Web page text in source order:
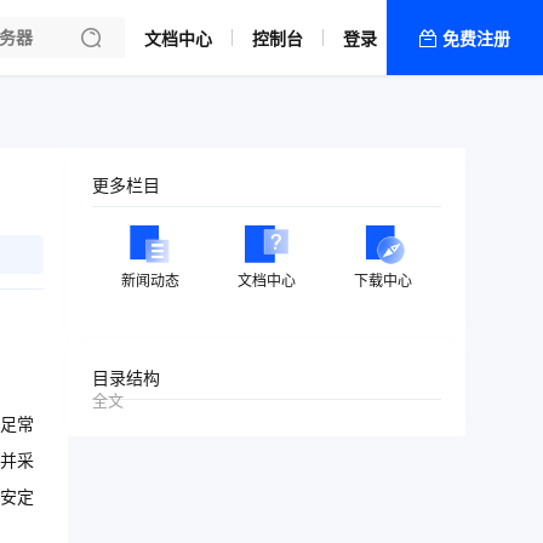
文档中心 控制台 登录 免费注册
常
采
定
更多栏目
新闻动态 文档中心 下载中心
目录结构
全文